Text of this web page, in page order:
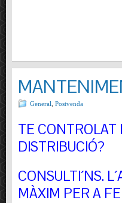
General Postvenda
TE CONTROLAT
DISTRIBUCIÓ?
CONSULTI´NS.
MÀXIM PER A